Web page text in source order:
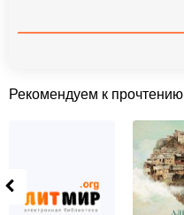
Рекомендуем к прочтению